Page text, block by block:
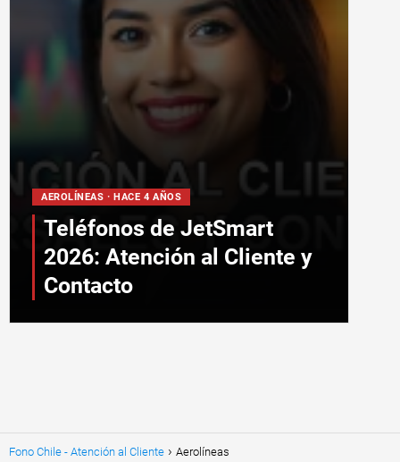
AEROLÍNEAS · HACE 4 AÑOS
Teléfonos de JetSmart
2026: Atención al Cliente y
Contacto
Fono Chile - Atención al Cliente Aerolíneas